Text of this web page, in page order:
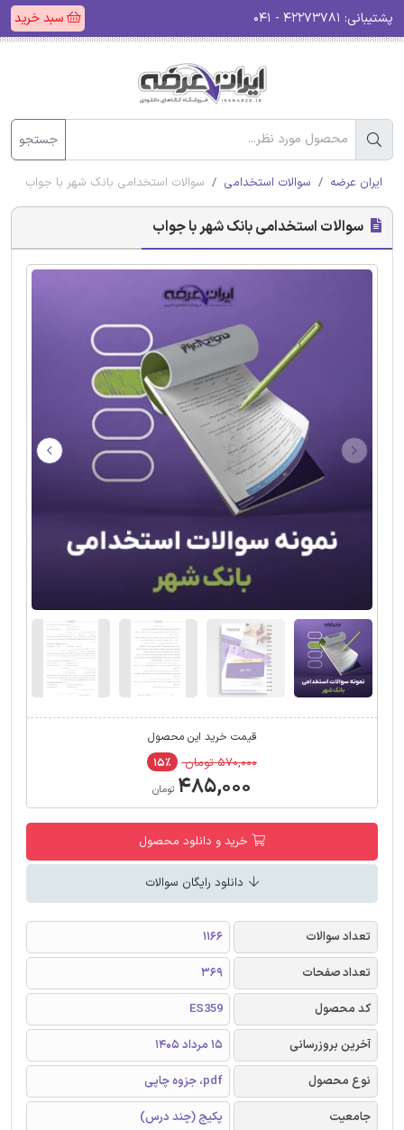
پشتیبانی: سبد خرید
جستجو
ایران عرضه سوالات استخدامی سوالات استخدامی بانک شهر با جواب
سوالات استخدامی بانک شهر با جواب
قیمت خرید این محصول
۵۷۰,۰۰۰ تومان ۱۵٪
۴۸۵,۰۰۰ تومان
خرید و دانلود محصول
دانلود رایگان سوالات
تعداد سوالات
1166
تعداد صفحات
369
کد محصول
ES359
آخرین بروزرسانی
15 مرداد 1405
نوع محصول
pdf، جزوه چاپی
جامعیت
پکیج (چند درس)